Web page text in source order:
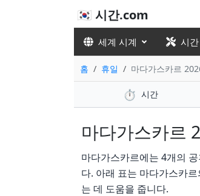
🇰🇷 시간.com
세계 시계 시
홈 휴일 마다가스카르
⏱️ 시간
마다가스카르
마다가스카르에는 4개의
다. 아래 표는 마다가스카
는 데 도움을 줍니다.